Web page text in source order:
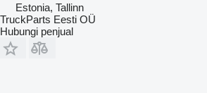
Estonia, Tallinn
TruckParts Eesti OÜ
Hubungi penjual